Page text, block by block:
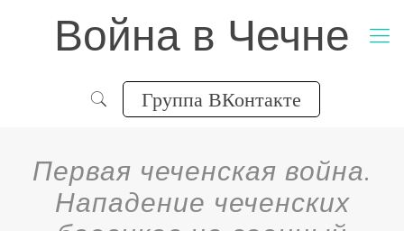
Война в Чечне
Группа ВКонтакте
Первая чеченская война.
Нападение чеченских